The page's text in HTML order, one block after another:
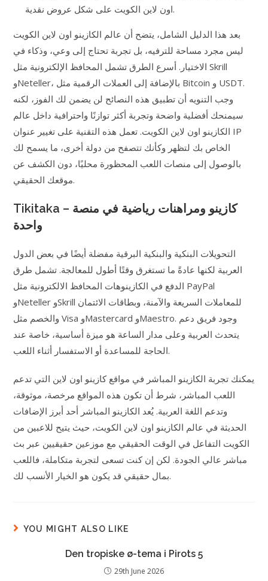
اون لاين الكويت على شكل عروض نقدية.
بعد هذا الدليل الشامل، يتضح أن عالم الكازينو اون لاين الكويت
ليس مجرد مساحة للترفيه، بل تجربة تحتاج إلى وعي، وذكاء في
الاختيار. أسرع الطرق تشمل المحافظ الإلكترونية مثل Skrill
وNeteller، بالإضافة إلى العملات الرقمية مثل Bitcoin و USDT.
وجب التنويه أن تطبيق هذه النصائح لن يضمن لك الفوز، لكنه
سيمنحك أفضلية واضحة وتجربة أكثر توازنًا واحترافية داخل عالم
الكازينو اون لاين الكويت. تعمل هذه التقنية على تغيير عنوان IP
الخاص بك لتظهر وكأنك تتصفح من دولة أخرى، ما يسمح لك
بالوصول إلى منصات اللعب المحظورة محليًا، دون الكشف عن
موقعك الحقيقي.
Tikitaka – كازينو ومراهنات رياضية في منصة
واحدة
التحويلات البنكية والبنكية البرقية مفضلة أيضًا في بعض الدول
العربية لكنها عادةً ما تستغرق وقتًا أطول للمعالجة. تشمل طرق
الدفع في الكازينوهات المحافظ الالكترونية مثل PayPal
وNeteller وSkrill للمعاملات السريعة والآمنة، وبطاقات الائتمان
والخصم مثل Visa وMastercard وMaestro. وجود فريق دعم
يتحدث العربية وعلى مدار الساعة هو ميزة أساسية، خاصة عند
الحاجة للمساعدة أو الاستفسار أثناء اللعب.
يمكنك تجربة الكازينو المباشر في مواقع كازينو اون لاين التي تدعم
اللعب المباشر، شرط أن تكون هذه المواقع مرخصة، موثوقة،
وتدعم اللغة العربية. يُعد الكازينو المباشر أحد أبرز الإضافات
الحديثة في عالم الكازينو اون لاين الكويت، حيث يتيح للاعبين من
الكويت التفاعل في الوقت الحقيقي مع موزعين حقيقيين عبر بث
مباشر عالي الجودة. لكن إن كنت تسعى لتجربة متكاملة، فاللعب
بمال حقيقي قد يكون هو الخيار الأنسب لك.
YOU MIGHT ALSO LIKE
Den tropiske ø-tema i Pirots 5
29th June 2026